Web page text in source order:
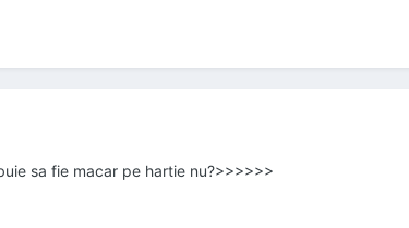
sa fie macar pe hartie nu?>>>>>>